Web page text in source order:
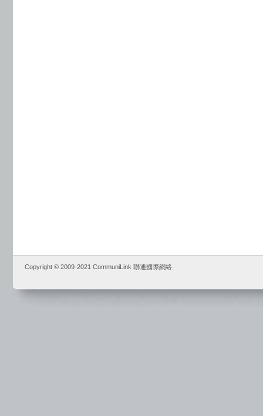
Copyright © 2009-2021 CommuniLink 聯通國際網絡